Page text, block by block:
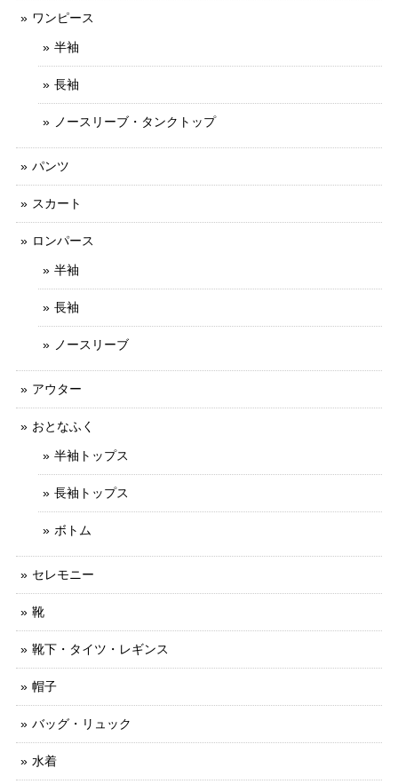
ワンピース
半袖
長袖
ノースリーブ・タンクトップ
パンツ
スカート
ロンパース
半袖
長袖
ノースリーブ
アウター
おとなふく
半袖トップス
長袖トップス
ボトム
セレモニー
靴
靴下・タイツ・レギンス
帽子
バッグ・リュック
水着